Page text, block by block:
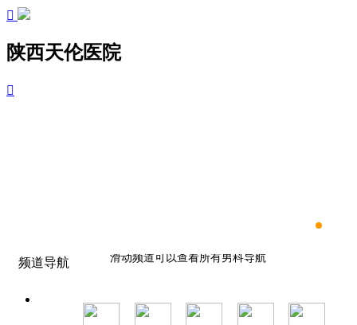

陕西天伦医院

频道导航 滑动频道可以查看所有男科导航
滑动频道可以查看所有男科导航